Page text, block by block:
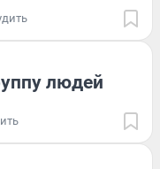
людей